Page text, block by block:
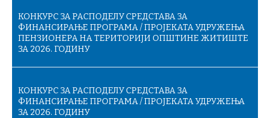
КОНКУРС ЗА РАСПОДЕЛУ СРЕДСТАВА ЗА
ФИНАНСИРАЊЕ ПРОГРАМА / ПРОЈЕКАТА УДРУЖЕЊА
ПЕНЗИОНЕРА НА ТЕРИТОРИЈИ ОПШТИНЕ ЖИТИШТЕ
ЗА 2026. ГОДИНУ
КОНКУРС ЗА РАСПОДЕЛУ СРЕДСТАВА ЗА
ФИНАНСИРАЊЕ ПРОГРАМА / ПРОЈЕКАТА УДРУЖЕЊА
ЗА 2026. ГОДИНУ